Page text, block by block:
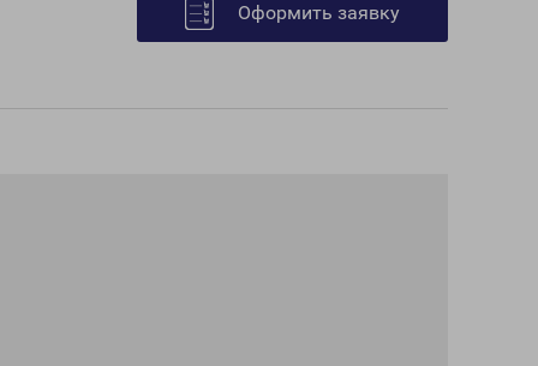
Оформить заявку